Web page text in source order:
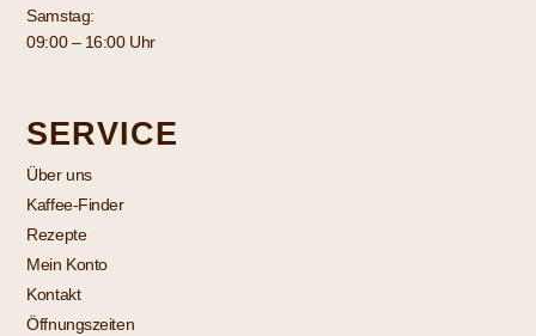
Samstag:
09:00 – 16:00 Uhr
SERVICE
Über uns
Kaffee-Finder
Rezepte
Mein Konto
Kontakt
Öffnungszeiten